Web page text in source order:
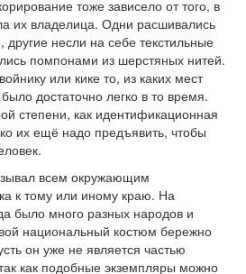
тоже зависело от того, в
их владелица. Одни расшивались
несли на себе текстильные
помпонами из шерстяных нитей.
или кике то, из каких мест
достаточно легко в то время.
степени, как идентификационная
их ещё надо предъявить, чтобы
всем окружающим
к тому или иному краю. На
было много разных народов и
национальный костюм бережно
он уже не является частью
как подобные экземпляры можно